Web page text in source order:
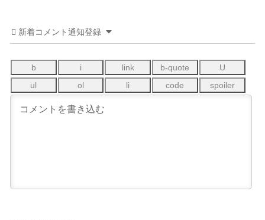
新着コメント通知登録